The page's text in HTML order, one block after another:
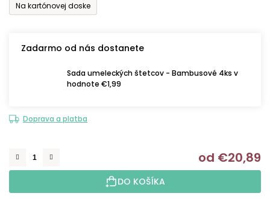
Na kartónovej doske
Zadarmo od nás dostanete
Sada umeleckých štetcov - Bambusové 4ks v
hodnote €1,99
Doprava a platba
od €20,89
DO KOŠÍKA